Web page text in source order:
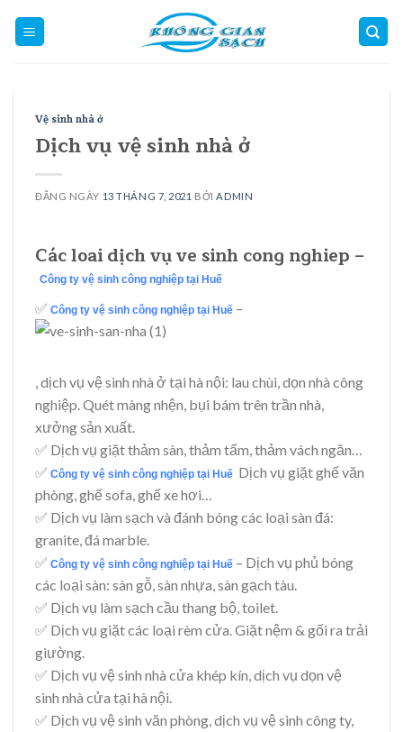
Vệ sinh nhà ở
Dịch vụ vệ sinh nhà ở
ĐĂNG NGÀY 13 THÁNG 7, 2021 BỞI ADMIN
Các loai dịch vụ ve sinh cong nghiep –
Công ty vệ sinh công nghiệp tại Huế
✅ Công ty vệ sinh công nghiệp tại Huế –
, dịch vụ vệ sinh nhà ở tại hà nội: lau chùi, dọn nhà công
nghiệp. Quét màng nhện, bụi bám trên trần nhà,
xưởng sản xuất.
✅ Dịch vụ giặt thảm sàn, thảm tấm, thảm vách ngăn…
✅ Công ty vệ sinh công nghiệp tại Huế Dịch vụ giặt ghế văn
phòng, ghế sofa, ghế xe hơi…
✅ Dịch vụ làm sạch và đánh bóng các loại sàn đá:
granite, đá marble.
✅ Công ty vệ sinh công nghiệp tại Huế – Dịch vụ phủ bóng
các loại sàn: sàn gỗ, sàn nhựa, sàn gạch tàu.
✅ Dịch vụ làm sạch cầu thang bộ, toilet.
✅ Dịch vụ giặt các loại rèm cửa. Giặt nệm & gối ra trải
giường.
✅ Dịch vụ vệ sinh nhà cửa khép kín, dịch vụ dọn vệ
sinh nhà cửa tại hà nội.
✅ Dịch vụ vệ sinh văn phòng, dịch vụ vệ sinh công ty,